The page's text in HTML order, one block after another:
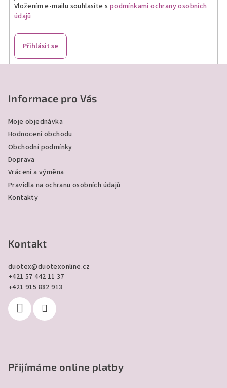
Vložením e-mailu souhlasíte s podmínkami ochrany osobních
údajů
Přihlásit se
Informace pro Vás
Moje objednávka
Hodnocení obchodu
Obchodní podmínky
Doprava
Vrácení a výměna
Pravidla na ochranu osobních údajů
Kontakty
Kontakt
duotex@duotexonline.cz
+421 57 442 11 37
+421 915 882 913
Přijímáme online platby